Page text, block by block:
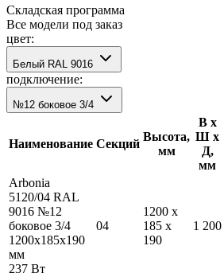
Складская программа
Все модели под заказ
цвет:
Белый RAL 9016
подключение:
№12 боковое 3/4
Наименование Секций
Высота,
мм
В х
Ш х
Д,
мм
Arbonia
5120/04 RAL
9016 №12
боковое 3/4
1200x185x190
мм
237 Вт
04
1200 x
185 x
190
1 200